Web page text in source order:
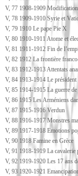
V, 77 1908-1909
V, 78 1909-1910 Syrie et
V, 79 1910 Le pape Pie X
V, 80 1910-1911 Atome et
V, 81 1911-1912 Fin de
V, 82 1912 La frontière
V, 83 1912-1913 Attentats
V, 84 1913-1914 Le
V, 85 1914-1915 La guerre
V, 86 1915 Les Arméniens
V, 87 1915-1916 Verdun
V, 88 1916-1917 Monstres
V, 89 1917-1918 Emotions
V, 90 1918 Famine en Grèce
V, 91 1918-1919 La cavalerie
V, 92 1919-1920 Les 17 ans
V, 93 1920-1921